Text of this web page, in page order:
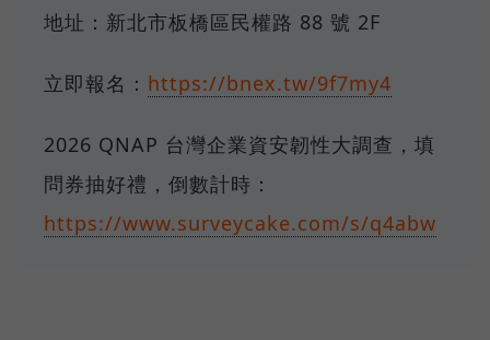
地址：新北市板橋區民權路 88 號 2F
立即報名： https://bnex.tw/9f7my4
2026 QNAP 台灣企業資安韌性大調查，填
問券抽好禮，倒數計時：
https://www.surveycake.com/s/q4abw